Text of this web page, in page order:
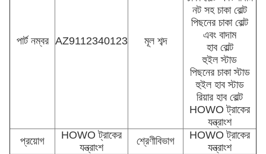
পার্ট নম্বর AZ9112340123 মূল শব্দ
নট সহ চাকা বোল্ট
পিছনের চাকা বোল্ট
এবং বাদাম
হাব বোল্ট
হুইল স্টাড
পিছনের চাকা স্টাড
হুইল হাব স্টাড
রিয়ার হাব বোল্ট
HOWO ট্রাকের
যন্ত্রাংশ
প্রয়োগ
HOWO ট্রাকের
যন্ত্রাংশ
শ্রেণীবিভাগ
HOWO ট্রাকের
যন্ত্রাংশ